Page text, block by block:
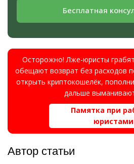
Бесплатная
Осторожно! Лже-юристы
обещают возврат без расходов
открыть криптокошелёк,
дальше
Памятка при
юристами
Автор статьи